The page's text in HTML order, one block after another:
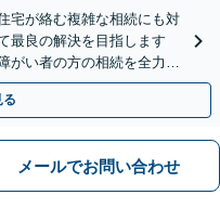
宅が絡む複雑な相続にも対
最良の解決を目指します
がい者の方の相続を全力サ
リアフリー対応】
る
メールでお問い合わせ